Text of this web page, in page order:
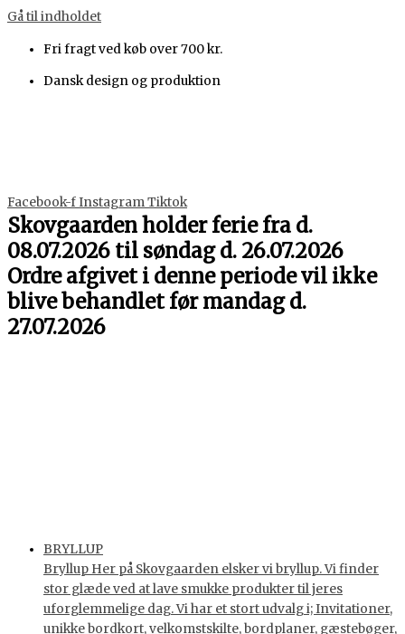
Gå til indholdet
Fri fragt ved køb over 700 kr.
Dansk design og produktion
Facebook-fInstagramTiktok
Skovgaarden holder ferie fra d.
08.07.2026 til søndag d. 26.07.2026
Ordre afgivet i denne periode vil ikke
blive behandlet før mandag d.
27.07.2026
BRYLLUP
Bryllup Her på Skovgaarden elsker vi bryllup. Vi finder
stor glæde ved at lave smukke produkter til jeres
uforglemmelige dag. Vi har et stort udvalg i; Invitationer,
unikke bordkort, velkomstskilte, bordplaner, gæstebøger,